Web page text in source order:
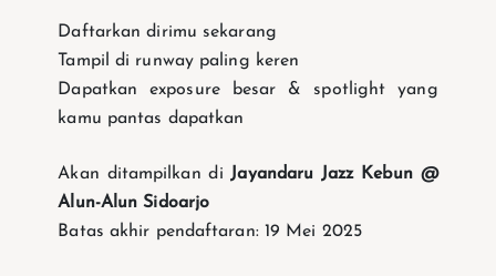
Daftarkan dirimu sekarang
Tampil di runway paling keren
Dapatkan exposure besar & spotlight yang
kamu pantas dapatkan
Akan ditampilkan di Jayandaru Jazz Kebun @
Alun-Alun Sidoarjo
Batas akhir pendaftaran: 19 Mei 2025